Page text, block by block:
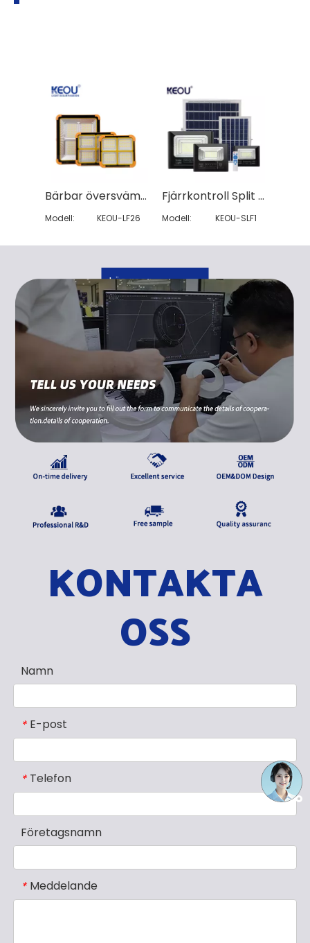
Läs mer
Bärbar översvämningsljus
Modell: KEOU-LF26
Fjärrkontroll Split Solar Flood Light
Modell: KEOU-SLF1
KONTAKTA
OSS
Namn
* E-post
* Telefon
Företagsnamn
* Meddelande